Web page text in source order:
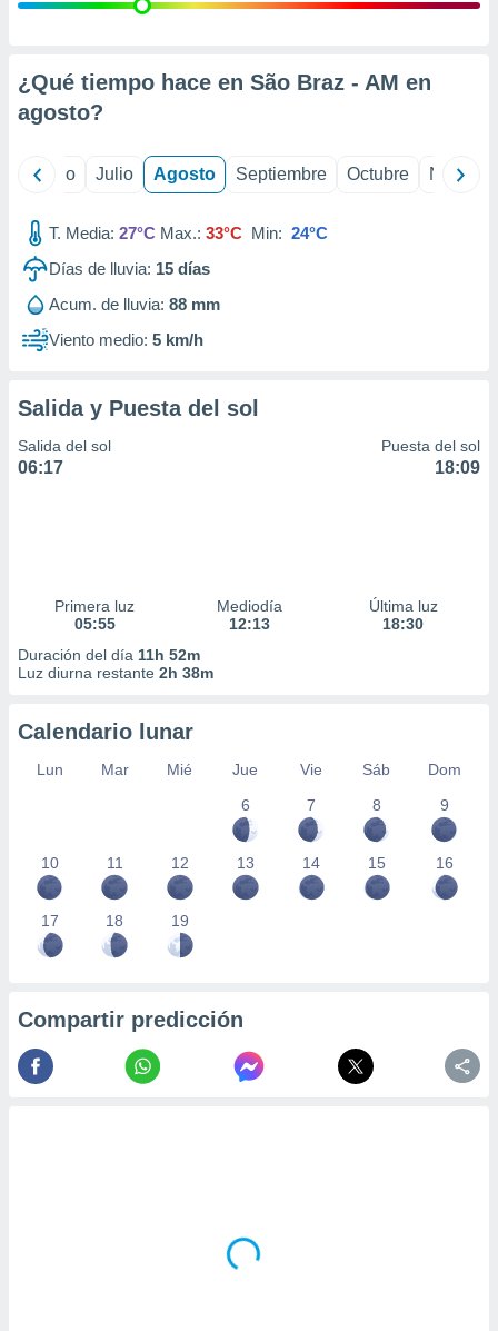
e
mediante
de
1199
¿Qué tiempo hace en São Braz - AM en
agosto?
Junio Julio Agosto Septiembre Octubre
T. Media: 27°C Max.: 33°C Min: 24°C
Días de lluvia: 15 días
Acum. de lluvia: 88 mm
Viento medio: 5 km/h
Salida y Puesta del sol
Salida del sol
06:17
Puesta del sol
18:09
Primera luz
05:55
Mediodía
12:13
Última luz
18:30
Duración del día 11h 52m
Luz diurna restante 2h 38m
Calendario lunar
Lun Mar Mié Jue Vie Sáb
Dom
6
7 8 9
10 11 12 13 14 15 16
17 18 19
Compartir predicción